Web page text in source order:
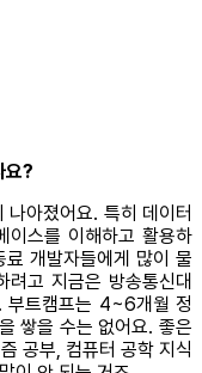
요?
아졌어요. 특히 데이터
이스를 이해하고 활용하
개발자들에게 많이 물
려고 지금은 방송통신대
부트캠프는 4~6개월 정
쌓을 수는 없어요. 좋은
공부, 컴퓨터 공학 지식